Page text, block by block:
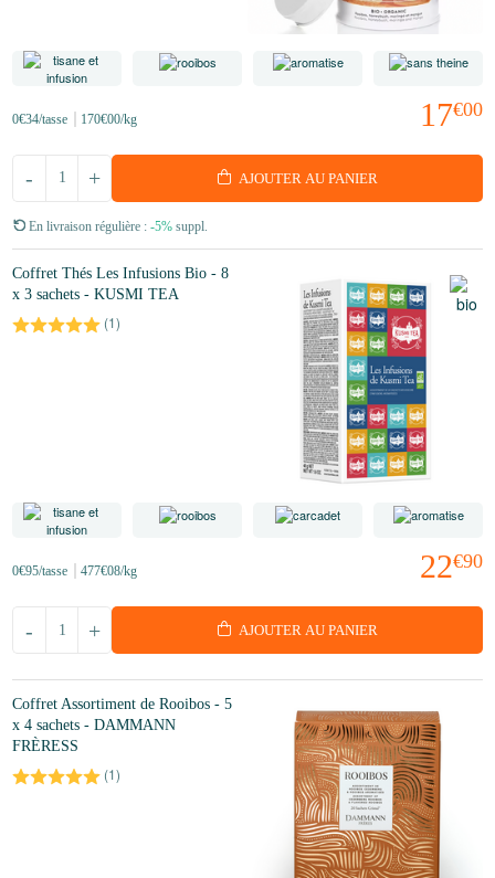
17€00
0€34/tasse 170€00/kg
+
- AJOUTER AU PANIER
En livraison régulière : -5% suppl.
Coffret Thés Les Infusions Bio - 8
x 3 sachets - KUSMI TEA
(1)
22€90
0€95/tasse 477€08/kg
+
- AJOUTER AU PANIER
Coffret Assortiment de Rooibos - 5
x 4 sachets - DAMMANN
FRÈRESS
(1)